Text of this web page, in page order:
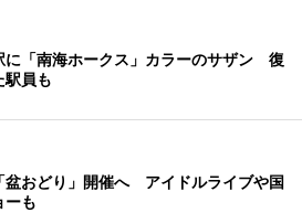
に「南海ホークス」カラーのサザン 復
駅員も
盆おどり」開催へ アイドルライブや国
ーも